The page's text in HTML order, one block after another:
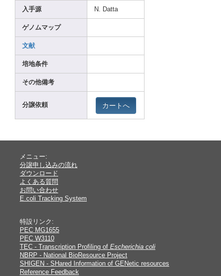
入手源 N. Datta
ゲノムマップ
文献
培地条件
その他備考
分譲依頼 カートへ
メニュー:
分譲申し込みの流れ
ダウンロード
よくある質問
お問い合わせ
E.coli Tracking System
特設リンク:
PEC MG1655
PEC W3110
TEC - Transcription Profiling of Escherichia coli
NBRP - National BioResource Project
SHIGEN - SHared Information of GENetic resources
Reference Feedback